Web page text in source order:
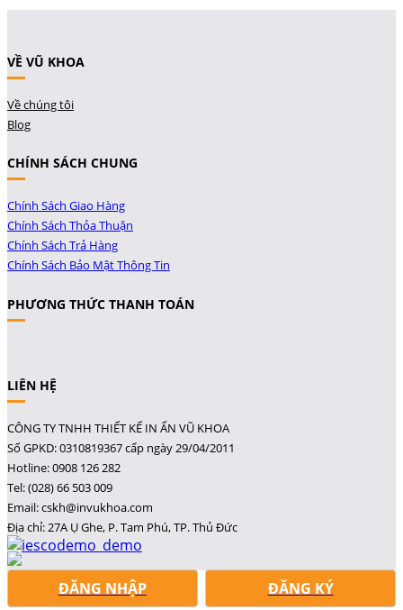
VỀ VŨ KHOA
Về chúng tôi
Blog
CHÍNH SÁCH CHUNG
Chính Sách Giao Hàng
Chính Sách Thỏa Thuận
Chính Sách Trả Hàng
Chính Sách Bảo Mật Thông Tin
PHƯƠNG THỨC THANH TOÁN
LIÊN HỆ
CÔNG TY TNHH THIẾT KẾ IN ẤN VŨ KHOA
Số GPKD: 0310819367 cấp ngày 29/04/2011
Hotline: 0908 126 282
Tel: (028) 66 503 009
Email: cskh@invukhoa.com
Địa chỉ: 27A Ụ Ghe, P. Tam Phú, TP. Thủ Đức
ĐĂNG NHẬP ĐĂNG KÝ